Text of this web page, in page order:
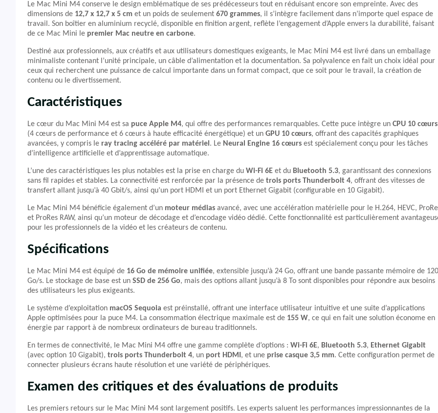
Le Mac Mini M4 conserve le design emblématique de ses prédécesseurs tout en réduisant encore son empreinte. Avec des
dimensions de 12,7 x 12,7 x 5 cm et un poids de seulement 670 grammes, il s’intègre facilement dans n’importe quel espace de
travail. Son boîtier en aluminium recyclé, disponible en finition argent, reflète l’engagement d’Apple envers la durabilité, faisant
de ce Mac Mini le premier Mac neutre en carbone.
Destiné aux professionnels, aux créatifs et aux utilisateurs domestiques exigeants, le Mac Mini M4 est livré dans un emballage
minimaliste contenant l’unité principale, un câble d’alimentation et la documentation. Sa polyvalence en fait un choix idéal pour
ceux qui recherchent une puissance de calcul importante dans un format compact, que ce soit pour le travail, la création de
contenu ou le divertissement.
Caractéristiques
Le cœur du Mac Mini M4 est sa puce Apple M4, qui offre des performances remarquables. Cette puce intègre un CPU 10 cœurs
(4 cœurs de performance et 6 cœurs à haute efficacité énergétique) et un GPU 10 cœurs, offrant des capacités graphiques
avancées, y compris le ray tracing accéléré par matériel . Le Neural Engine 16 cœurs est spécialement conçu pour les tâches
d’intelligence artificielle et d’apprentissage automatique.
L’une des caractéristiques les plus notables est la prise en charge du Wi-Fi 6E et du Bluetooth 5.3, garantissant des connexions
sans fil rapides et stables. La connectivité est renforcée par la présence de trois ports Thunderbolt 4, offrant des vitesses de
transfert allant jusqu’à 40 Gbit/s, ainsi qu’un port HDMI et un port Ethernet Gigabit (configurable en 10 Gigabit).
Le Mac Mini M4 bénéficie également d’un moteur médias avancé, avec une accélération matérielle pour le H.264, HEVC,
et ProRes RAW, ainsi qu’un moteur de décodage et d’encodage vidéo dédié. Cette fonctionnalité est particulièrement
pour les professionnels de la vidéo et les créateurs de contenu.
Spécifications
Le Mac Mini M4 est équipé de 16 Go de mémoire unifiée, extensible jusqu’à 24 Go, offrant une bande passante mémoire de 120
Go/s. Le stockage de base est un SSD de 256 Go, mais des options allant jusqu’à 8 To sont disponibles pour répondre aux besoins
des utilisateurs les plus exigeants.
Le système d’exploitation macOS Sequoia est préinstallé, offrant une interface utilisateur intuitive et une suite d’applications
Apple optimisées pour la puce M4. La consommation électrique maximale est de 155 W, ce qui en fait une solution économe en
énergie par rapport à de nombreux ordinateurs de bureau traditionnels.
En termes de connectivité, le Mac Mini M4 offre une gamme complète d’options : Wi-Fi 6E, Bluetooth 5.3, Ethernet Gigabit
(avec option 10 Gigabit), trois ports Thunderbolt 4, un port HDMI , et une prise casque 3,5 mm. Cette configuration permet de
connecter plusieurs écrans haute résolution et une variété de périphériques.
Examen des critiques et des évaluations de produits
Les premiers retours sur le Mac Mini M4 sont largement positifs. Les experts saluent les performances impressionnantes de la